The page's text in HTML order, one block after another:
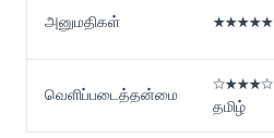
அனுமதிகள் ★★★★★
வெளிப்படைத்தன்மை
☆★★★☆
தமிழ்